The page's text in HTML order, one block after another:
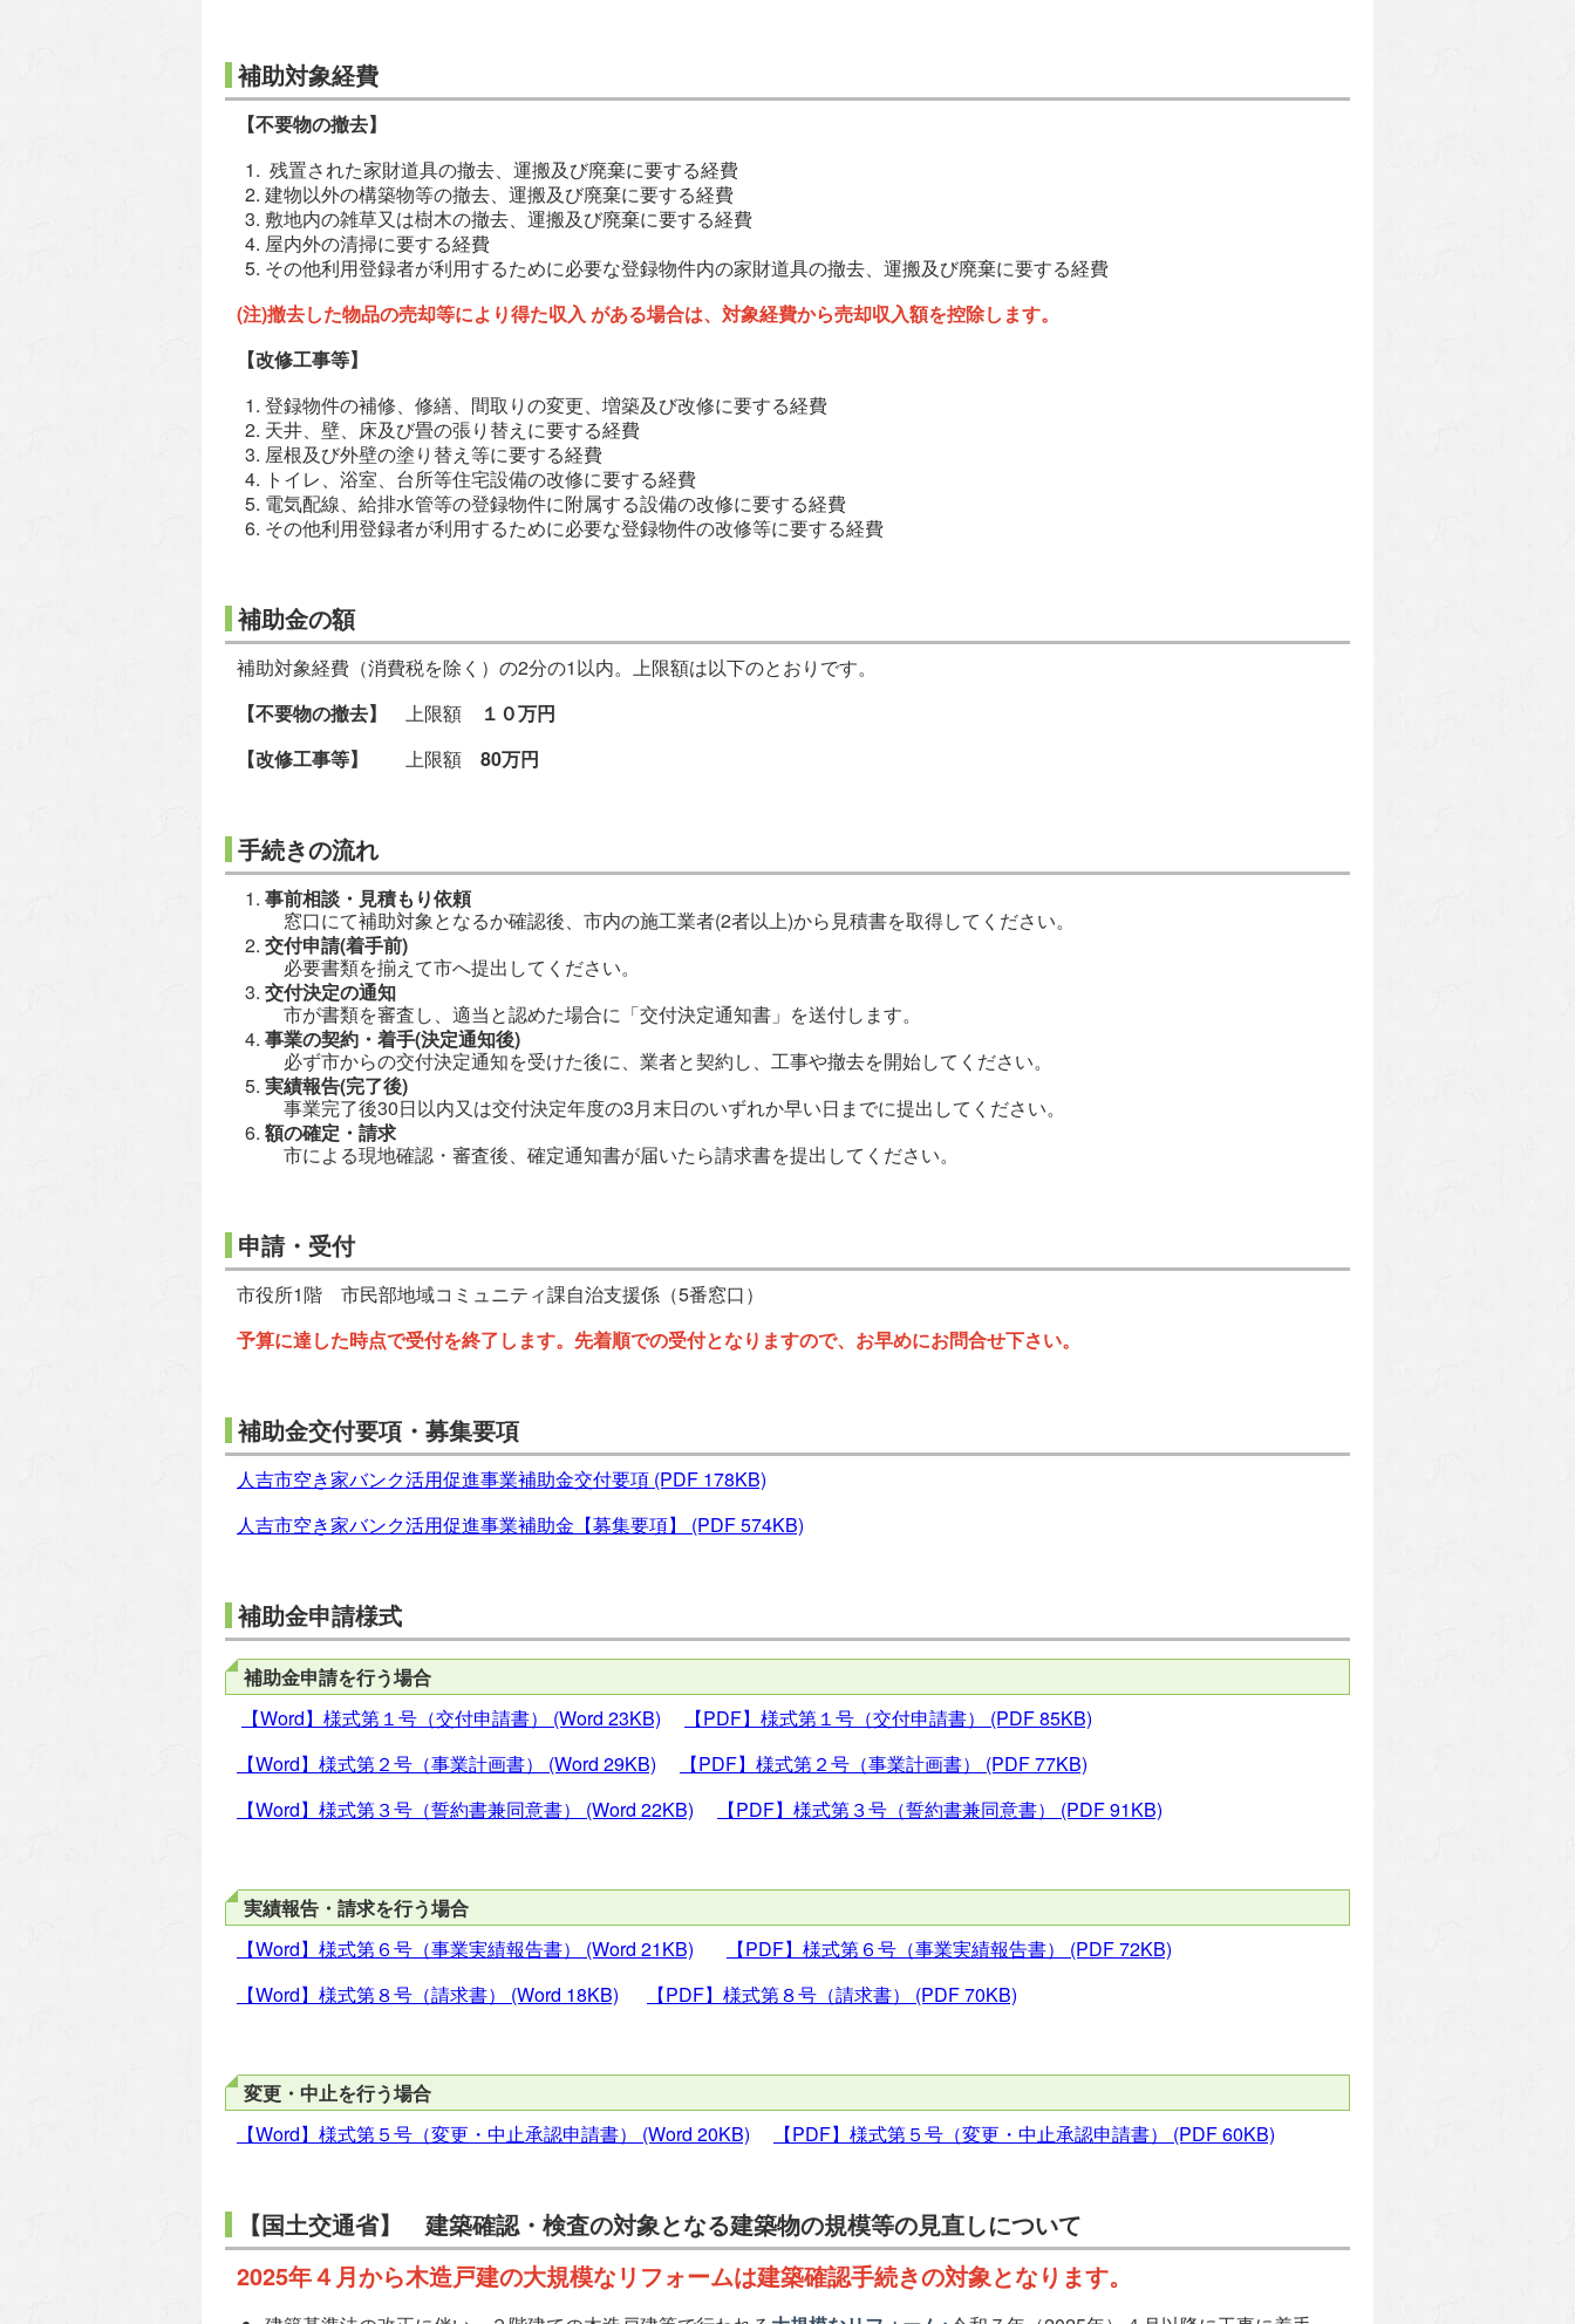
補助対象経費
【不要物の撤去】
残置された家財道具の撤去、運搬及び廃棄に要する経費
建物以外の構築物等の撤去、運搬及び廃棄に要する経費
敷地内の雑草又は樹木の撤去、運搬及び廃棄に要する経費
屋内外の清掃に要する経費
その他利用登録者が利用するために必要な登録物件内の家財道具の撤去、運搬及び廃棄に要する経費
(注)撤去した物品の売却等により得た収入 がある場合は、対象経費から売却収入額を控除します。
【改修工事等】
登録物件の補修、修繕、間取りの変更、増築及び改修に要する経費
天井、壁、床及び畳の張り替えに要する経費
屋根及び外壁の塗り替え等に要する経費
トイレ、浴室、台所等住宅設備の改修に要する経費
電気配線、給排水管等の登録物件に附属する設備の改修に要する経費
その他利用登録者が利用するために必要な登録物件の改修等に要する経費
補助金の額
補助対象経費（消費税を除く）の2分の1以内。上限額は以下のとおりです。
【不要物の撤去】
上限額
１０万円
【改修工事等】 上限額 80万円
手続きの流れ
事前相談・見積もり依頼
窓口にて補助対象となるか確認後、市内の施工業者(2者以上)から見積書を取得してください。
交付申請(着手前)
必要書類を揃えて市へ提出してください。
交付決定の通知
市が書類を審査し、適当と認めた場合に「交付決定通知書」を送付します。
事業の契約・着手(決定通知後)
必ず市からの交付決定通知を受けた後に、業者と契約し、工事や撤去を開始してください。
実績報告(完了後)
事業完了後30日以内又は交付決定年度の3月末日のいずれか早い日までに提出してください。
額の確定・請求
市による現地確認・審査後、確定通知書が届いたら請求書を提出してください。
申請・受付
市役所1階 市民部地域コミュニティ課自治支援係（5番窓口）
予算に達した時点で受付を終了します。先着順での受付となりますので、お早めにお問合せ下さい。
補助金交付要項・募集要項
人吉市空き家バンク活用促進事業補助金交付要項 (PDF 178KB)
人吉市空き家バンク活用促進事業補助金【募集要項】
(PDF 574KB)
補助金申請様式
補助金申請を行う場合
【Word】様式第１号（交付申請書）
(Word 23KB) 【PDF】様式第１号（交付申請書）
(PDF 85KB)
【Word】様式第２号（事業計画書）
(Word 29KB) 【PDF】様式第２号（事業計画書）
(PDF 77KB)
【Word】様式第３号（誓約書兼同意書）
(Word 22KB) 【PDF】様式第３号（誓約書兼同意書） (PDF 91KB)
実績報告・請求を行う場合
【Word】様式第６号（事業実績報告書）
(Word 21KB) 【PDF】様式第６号（事業実績報告書）
(PDF 72KB)
【Word】様式第８号（請求書）
(Word 18KB) 【PDF】様式第８号（請求書） (PDF 70KB)
変更・中止を行う場合
【Word】様式第５号（変更・中止承認申請書）
(Word 20KB) 【PDF】様式第５号（変更・中止承認申請書） (PDF 60KB)
【国土交通省】 建築確認・検査の対象となる建築物の規模等の見直しについて
2025年４月から木造戸建の大規模なリフォームは建築確認手続きの対象となります。